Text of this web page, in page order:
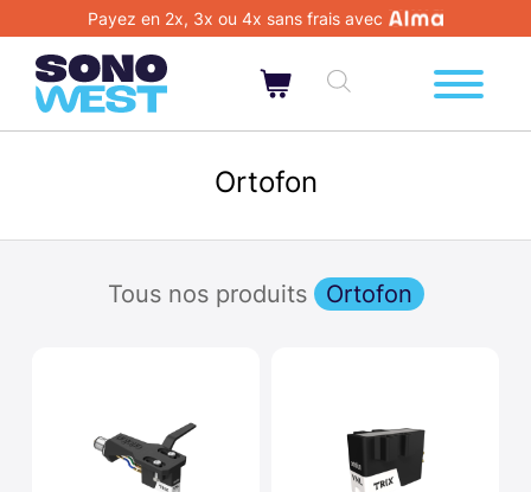
Payez en 2x, 3x ou 4x sans frais avec
Ortofon
Tous nos produits Ortofon